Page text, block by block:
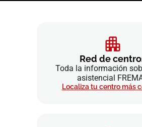
Red de
Toda la información
asistencial
Localiza tu centro más